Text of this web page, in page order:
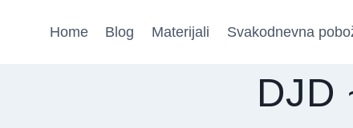
Home Blog Materijali Svakodnevna
DJD